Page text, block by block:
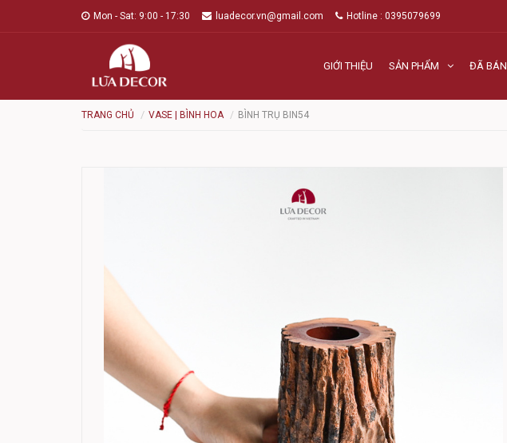
Mon - Sat: 9:00 - 17:30 luadecor.vn@gmail.com Hotline : 0395079699
GIỚI THIỆU SẢN PHẨM ĐÃ BÁN
TRANG CHỦ VASE | BÌNH HOA BÌNH TRỤ BIN54